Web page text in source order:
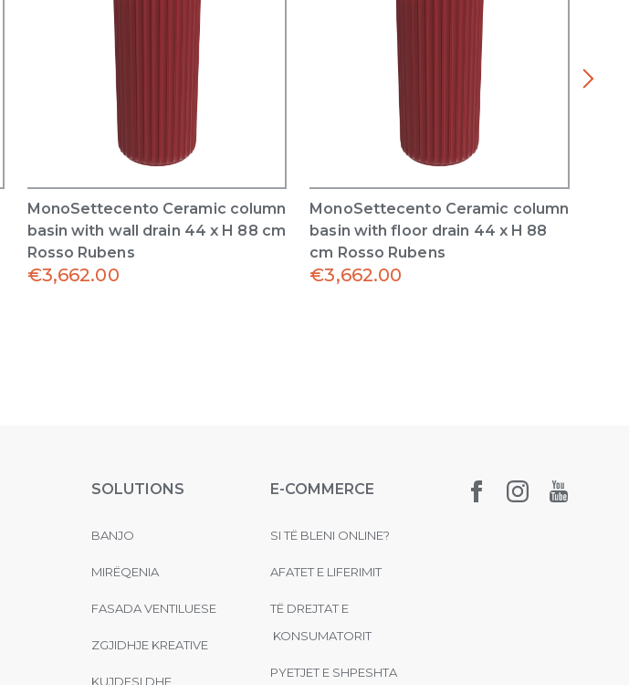
MonoSettecento Ceramic column
basin with wall drain 44 x H 88 cm
Rosso Rubens
€3,662.00
MonoSettecento Ceramic column
basin with floor drain 44 x H 88
cm Rosso Rubens
€3,662.00
SOLUTIONS
BANJO
MIRËQENIA
FASADA VENTILUESE
ZGJIDHJE KREATIVE
KUJDESI DHE
E-COMMERCE
SI TË BLENI ONLINE?
AFATET E LIFERIMIT
TË DREJTAT E
KONSUMATORIT
PYETJET E SHPESHTA